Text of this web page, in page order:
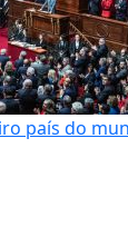
país do